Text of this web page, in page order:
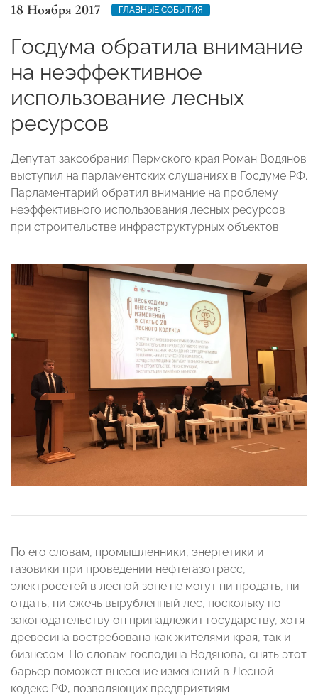
18 Ноября 2017 ГЛАВНЫЕ СОБЫТИЯ
Госдума обратила внимание
на неэффективное
использование лесных
ресурсов
Депутат заксобрания Пермского края Роман Водянов
выступил на парламентских слушаниях в Госдуме РФ.
Парламентарий обратил внимание на проблему
неэффективного использования лесных ресурсов
при строительстве инфраструктурных объектов.
По его словам, промышленники, энергетики и
газовики при проведении нефтегазотрасс,
электросетей в лесной зоне не могут ни продать, ни
отдать, ни сжечь вырубленный лес, поскольку по
законодательству он принадлежит государству, хотя
древесина востребована как жителями края, так и
бизнесом. По словам господина Водянова, снять этот
барьер поможет внесение изменений в Лесной
кодекс РФ, позволяющих предприятиям